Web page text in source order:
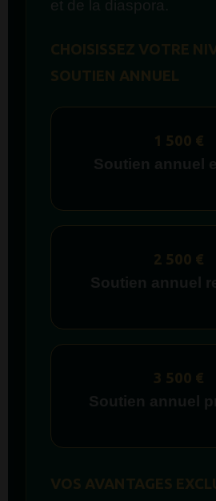
et de la diaspora.
CHOISISSEZ VOTRE
SOUTIEN ANNUEL
1 500 €
2 500 €
3 500 €
VOS AVANTAGES